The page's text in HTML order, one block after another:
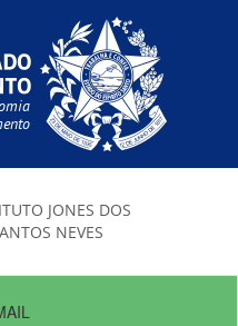
JONES DOS
NEVES